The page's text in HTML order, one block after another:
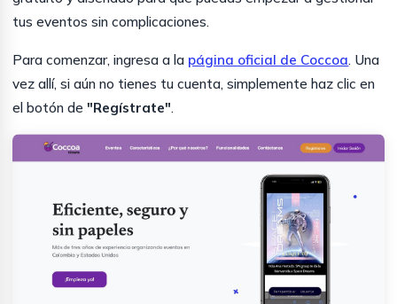
tus eventos sin complicaciones.
Para comenzar, ingresa a la página oficial de Coccoa. Una
vez allí, si aún no tienes tu cuenta, simplemente haz clic en
el botón de"Regístrate".